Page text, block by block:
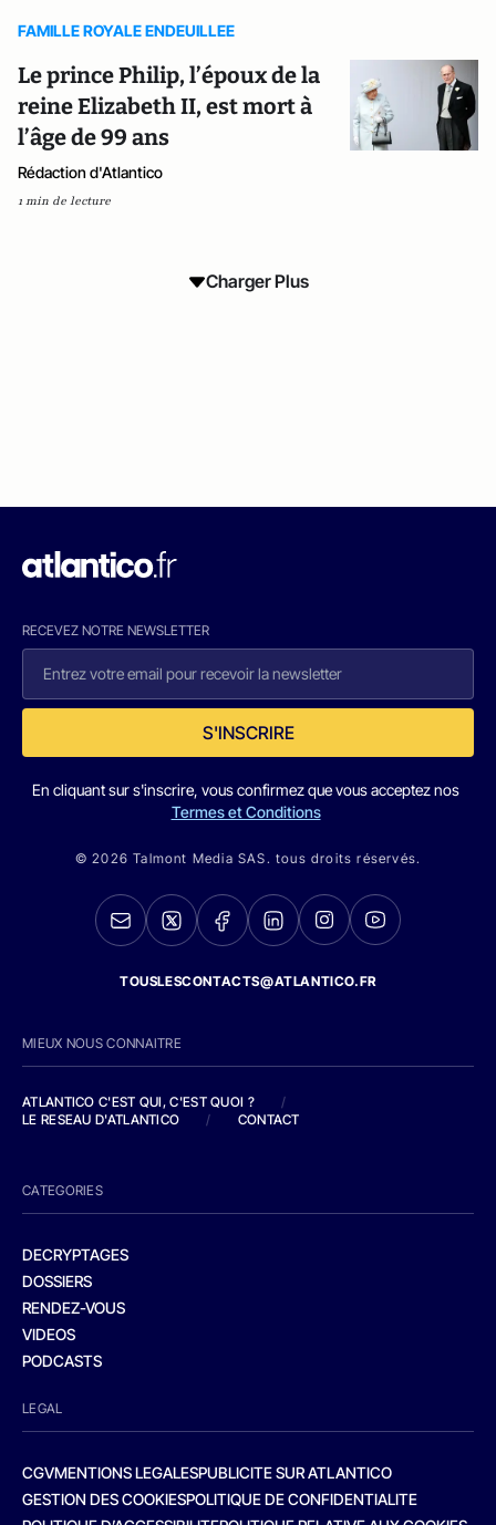
FAMILLE ROYALE ENDEUILLEE
Le prince Philip, l’époux de la
reine Elizabeth II, est mort à
l’âge de 99 ans
Rédaction d'Atlantico
1 min de lecture
Charger Plus
RECEVEZ NOTRE NEWSLETTER
S'INSCRIRE
En cliquant sur s'inscrire, vous confirmez que vous acceptez nos
Termes et Conditions
© 2026 Talmont Media SAS. tous droits réservés.
TOUSLESCONTACTS@ATLANTICO.FR
MIEUX NOUS CONNAITRE
ATLANTICO C'EST QUI, C'EST QUOI ?
/
LE RESEAU D'ATLANTICO
/ CONTACT
CATEGORIES
DECRYPTAGES
DOSSIERS
RENDEZ-VOUS
VIDEOS
PODCASTS
LEGAL
CGVMENTIONS LEGALESPUBLICITE SUR ATLANTICO
GESTION DES COOKIESPOLITIQUE DE CONFIDENTIALITE